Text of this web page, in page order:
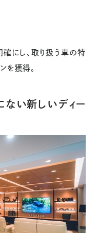
にし、取り扱う車の特
を獲得。
ない新しいディー